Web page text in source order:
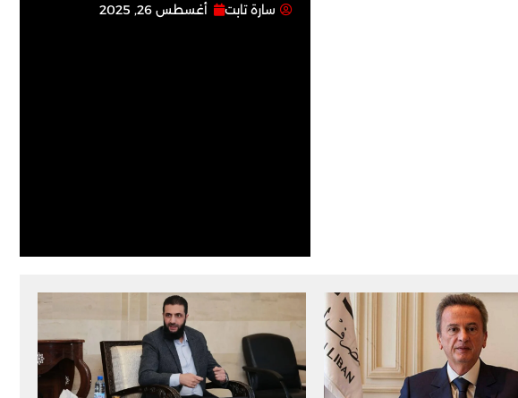
سارة تابت أغسطس 26, 2025